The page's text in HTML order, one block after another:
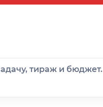
тираж и бюджет.